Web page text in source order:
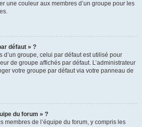
une couleur aux membres d’un groupe pour les
défaut » ?
d’un groupe, celui par défaut est utilisé pour
de groupe affichés par défaut. L’administrateur
votre groupe par défaut via votre panneau de
du forum » ?
membres de l’équipe du forum, y compris les